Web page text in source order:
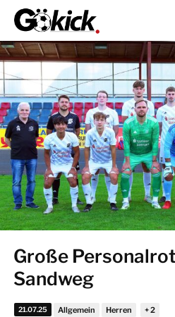
Große
Sandweg
21.07.25 Allgemein Herren